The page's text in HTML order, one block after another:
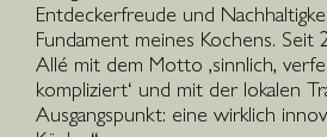
Entdeckerfreude und
Fundament meines Kochens.
Allé mit dem Motto ‚sinnlich,
kompliziert‘ und mit der lokalen
Ausgangspunkt: eine wirklich